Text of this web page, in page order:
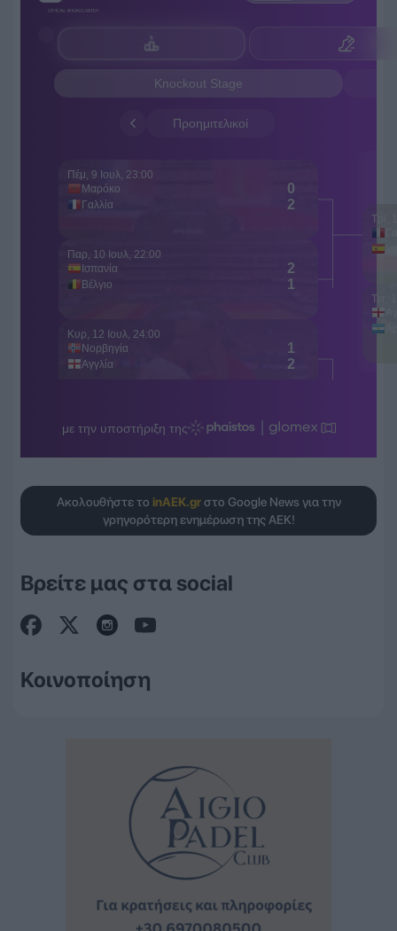
Ακολουθήστε το inAEK.grστο Google News για την
γρηγορότερη ενημέρωση της ΑΕΚ!
Βρείτε μας στα social
Κοινοποίηση